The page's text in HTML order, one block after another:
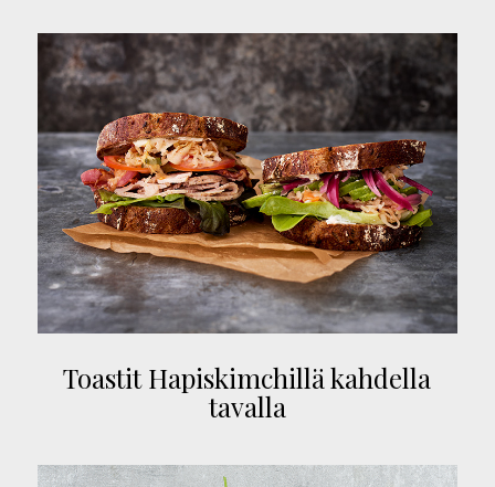
Toastit Hapiskimchillä kahdella
tavalla